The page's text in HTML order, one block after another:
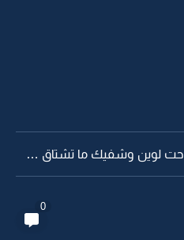
رواية حنيتك راحت لوين وشفيك ما تشتاق لي -25
0